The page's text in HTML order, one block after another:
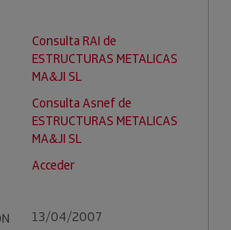
Consulta RAI de
ESTRUCTURAS METALICAS
MA&JI SL
Consulta Asnef de
ESTRUCTURAS METALICAS
MA&JI SL
Acceder
13/04/2007